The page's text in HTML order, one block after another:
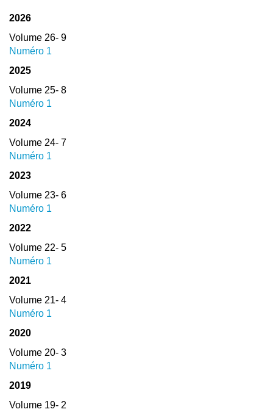
2026
Volume 26- 9
Numéro 1
2025
Volume 25- 8
Numéro 1
2024
Volume 24- 7
Numéro 1
2023
Volume 23- 6
Numéro 1
2022
Volume 22- 5
Numéro 1
2021
Volume 21- 4
Numéro 1
2020
Volume 20- 3
Numéro 1
2019
Volume 19- 2